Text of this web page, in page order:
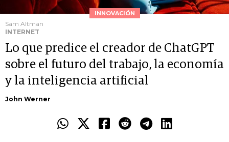
INNOVACIÓN
Sam Altman
INTERNET
Lo que predice el creador de ChatGPT
sobre el futuro del trabajo, la economía
y la inteligencia artificial
John Werner